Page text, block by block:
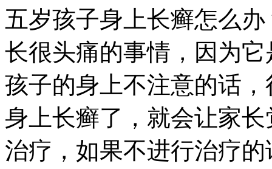
五岁孩子身上长癣怎么
长很头痛的事情，因为
孩子的身上不注意的话
身上长癣了，就会让家
治疗，如果不进行治疗